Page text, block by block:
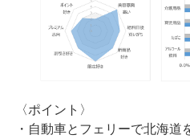
〈ポイント〉
・自動車とフェリーで北海